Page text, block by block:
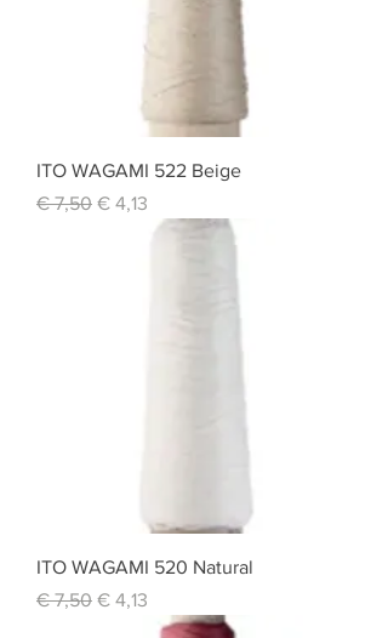
ITO WAGAMI 522 Beige
Standardpreis
€ 7,50 Sale-Preis
€ 4,13
ITO WAGAMI 520 Natural
Standardpreis
€ 7,50 Sale-Preis
€ 4,13